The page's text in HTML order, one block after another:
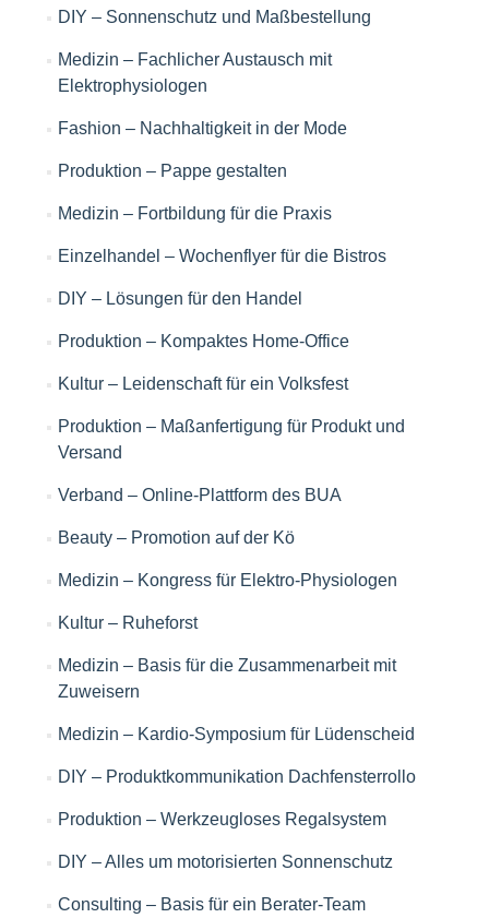
DIY – Sonnenschutz und Maßbestellung
Medizin – Fachlicher Austausch mit
Elektrophysiologen
Fashion – Nachhaltigkeit in der Mode
Produktion – Pappe gestalten
Medizin – Fortbildung für die Praxis
Einzelhandel – Wochenflyer für die Bistros
DIY – Lösungen für den Handel
Produktion – Kompaktes Home-Office
Kultur – Leidenschaft für ein Volksfest
Produktion – Maßanfertigung für Produkt und
Versand
Verband – Online-Plattform des BUA
Beauty – Promotion auf der Kö
Medizin – Kongress für Elektro-Physiologen
Kultur – Ruheforst
Medizin – Basis für die Zusammenarbeit mit
Zuweisern
Medizin – Kardio-Symposium für Lüdenscheid
DIY – Produktkommunikation Dachfensterrollo
Produktion – Werkzeugloses Regalsystem
DIY – Alles um motorisierten Sonnenschutz
Consulting – Basis für ein Berater-Team